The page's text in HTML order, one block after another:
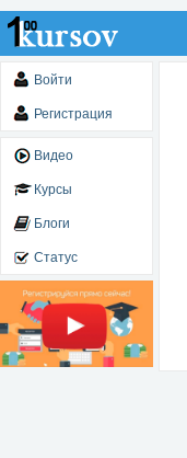
Войти
Регистрация
Видео
Курсы
Блоги
Статус